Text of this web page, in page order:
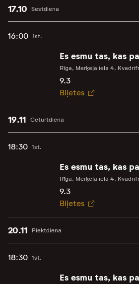
Sestdiena
17.10
16:00 1st.
Es esmu tas, kas
Rīga, Merķeļa iela 4,
9.3
Biļetes
Ceturtdiena
19.11
18:30 1st.
Es esmu tas, kas
Rīga, Merķeļa iela 4,
9.3
Biļetes
Piektdiena
20.11
18:30 1st.
Es esmu tas, kas